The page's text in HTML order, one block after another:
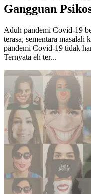
Gangguan
Aduh pandemi Covid-19
terasa, sementara masalah
pandemi Covid-19 tidak
Ternyata eh ter...